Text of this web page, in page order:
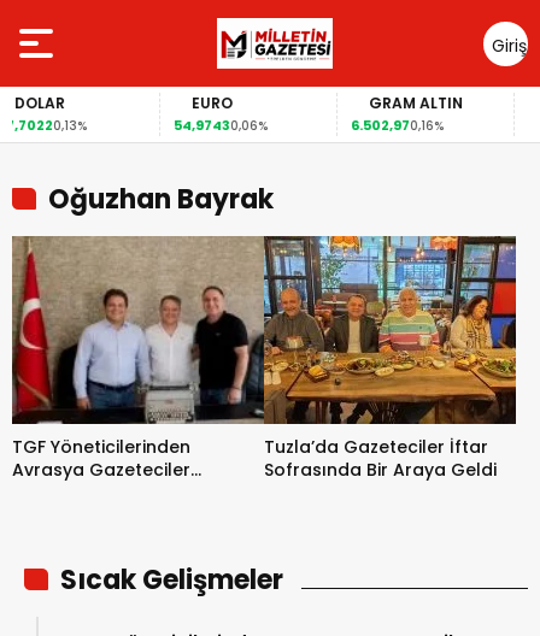
Giriş
Yap
0,13%
EURO
54,97430,06%
GRAM ALTIN
6.502,970,16%
Oğuzhan Bayrak
TGF Yöneticilerinden
Avrasya Gazeteciler
Tuzla’da Gazeteciler İftar
Sofrasında Bir Araya Geldi
Sıcak Gelişmeler